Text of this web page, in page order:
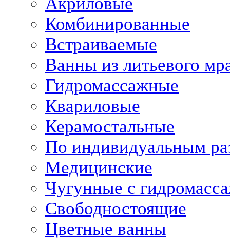
Комбинированные
Встраиваемые
Ванны из литьевого
Гидромассажные
Квариловые
Керамостальные
По индивидуальным
Медицинские
Чугунные с
Свободностоящие
Цветные ванны